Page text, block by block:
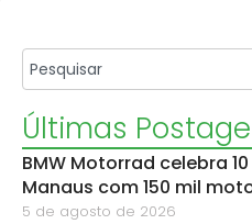
Últimas
BMW Motorrad celebra
Manaus com 150 mil
5 de agosto de 2026